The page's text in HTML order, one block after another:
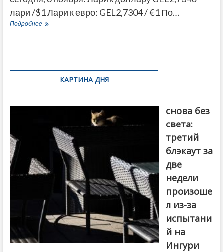
лари /$1 Лари к евро: GEL2,7304 / €1 По…
ПодробнееКурс
к
и
КАРТИНА ДНЯ
снова без
света:
третий
блэкаут за
две
недели
произоше
л из-за
испытани
й на
Ингури